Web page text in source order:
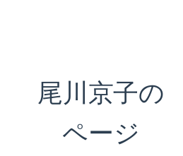
尾川京子の
ページ